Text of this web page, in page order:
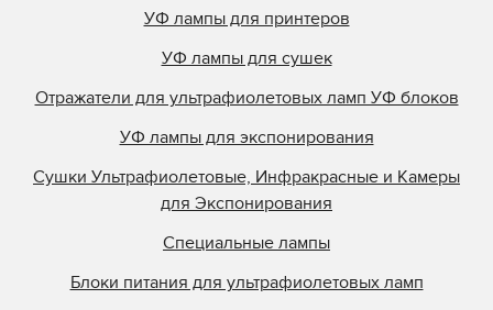
УФ лампы для принтеров
УФ лампы для сушек
Отражатели для ультрафиолетовых ламп УФ блоков
УФ лампы для экспонирования
Сушки Ультрафиолетовые, Инфракрасные и Камеры
для Экспонирования
Специальные лампы
Блоки питания для ультрафиолетовых ламп